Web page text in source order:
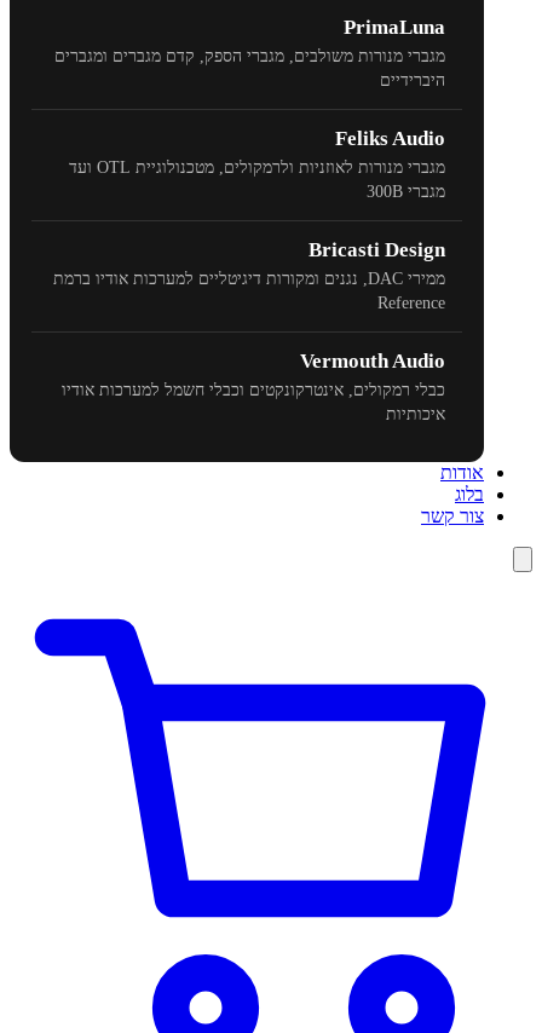
PrimaLuna
מגברי מנורות משולבים, מגברי הספק, קדם מגברים ומגברים
היברידיים
Feliks Audio
מגברי מנורות לאוזניות ולרמקולים, מטכנולוגיית OTL ועד
מגברי 300B
Bricasti Design
ממירי DAC, נגנים ומקורות דיגיטליים למערכות אודיו ברמת
Reference
Vermouth Audio
כבלי רמקולים, אינטרקונקטים וכבלי חשמל למערכות אודיו
איכותיות
אודות
בלוג
צור קשר